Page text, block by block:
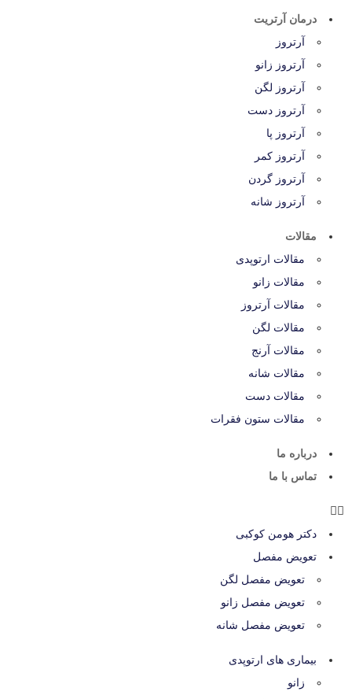
درمان آرتریت
آرتروز
آرتروز زانو
آرتروز لگن
آرتروز دست
آرتروز پا
آرتروز کمر
آرتروز گردن
آرتروز شانه
مقالات
مقالات ارتوپدی
مقالات زانو
مقالات آرتروز
مقالات لگن
مقالات آرنج
مقالات شانه
مقالات دست
مقالات ستون فقرات
درباره ما
تماس با ما
دکتر هومن کوکبی
تعویض مفصل
تعویض مفصل لگن
تعویض مفصل زانو
تعویض مفصل شانه
بیماری های ارتوپدی
زانو